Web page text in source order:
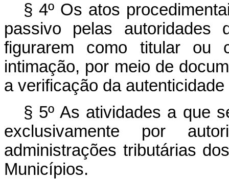
§ 4º Os atos
passivo pelas autoridades
figurarem como titular ou
intimação, por meio de
a verificação da
§ 5º As atividades a que
exclusivamente por
administrações tributárias
Municípios.